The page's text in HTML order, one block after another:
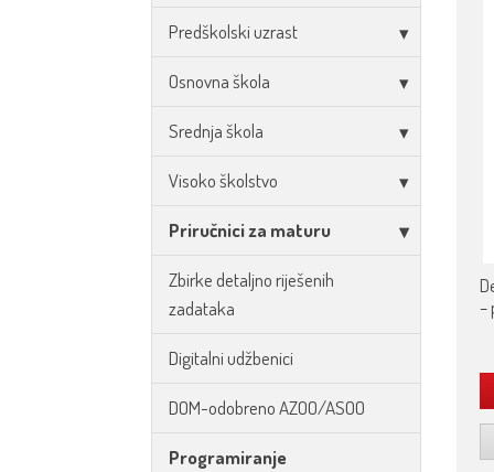
Predškolski uzrast
Osnovna škola
Srednja škola
Visoko školstvo
Priručnici za maturu
Zbirke detaljno riješenih
zadataka
Digitalni udžbenici
DOM-odobreno AZOO/ASOO
Programiranje
–